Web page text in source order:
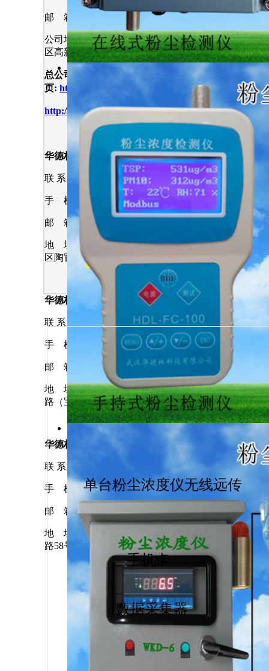
粉尘负压采样仪
邮 箱 ： hdlkj69@163.com
公司地址 : 武汉市阳逻开发
区高新路 68号
总公司网
页: http://www.whhdlkj.com
http://www.hdl69.com
华德林科技（鞍山）分公司
联 系 人 : 林 博
手 机 : 18008634748
邮 箱 ： hdlkj69@163.com
地 址 : 辽宁省鞍山市铁西
区陶官街
华德林科技（上海）分公司
联 系 人 ：朱杨华
手 机 ： 18871879877
邮 箱 ：hdlkj69@163.com
地 址 ：上海市宝山区沪太
路（宝山工业园）
华德林科技（雄安）分公司
联 系 人 ： 黄菊花
手 机 ： 13308634673
邮 箱 ：hdlkj69@163.com
地 址 ：雄安新区雄县雄州
路58号
单台粉尘浓度仪无线远传
手机卡
数据采集器
便携式防爆粉
手持式粉尘仪
便携式粉尘检